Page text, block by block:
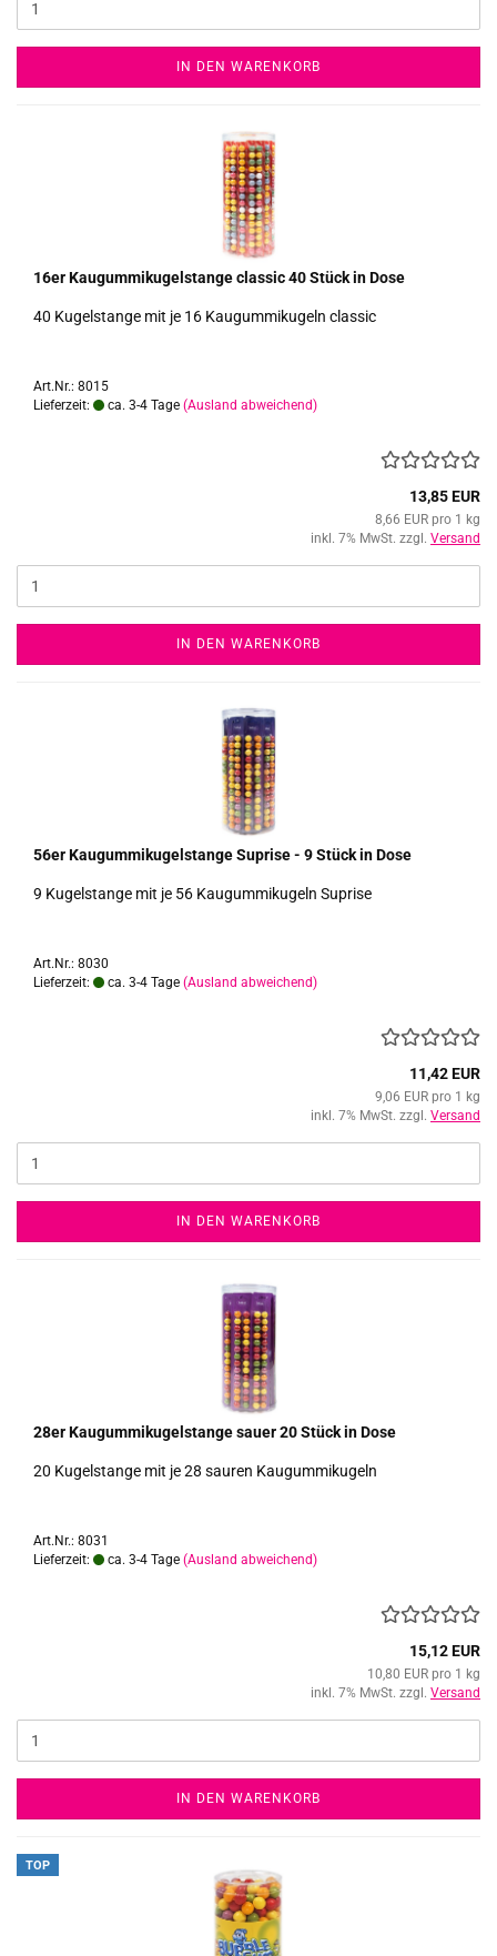
IN DEN WARENKORB
16er Kau­gum­mi­ku­gel­stan­ge clas­sic 40 Stück in Dose
40 Ku­gel­stan­ge mit je 16 Kau­gum­mi­ku­geln clas­sic
Art.Nr.: 8015
Lieferzeit:
ca. 3-4 Tage (Ausland abweichend)
13,85 EUR
8,66 EUR pro 1 kg
inkl. 7% MwSt. zzgl. Versand
IN DEN WARENKORB
56er Kau­gum­mi­ku­gel­stan­ge Su­pri­se - 9 Stück in Dose
9 Ku­gel­stan­ge mit je 56 Kau­gum­mi­ku­geln Su­pri­se
Art.Nr.: 8030
Lieferzeit:
ca. 3-4 Tage (Ausland abweichend)
11,42 EUR
9,06 EUR pro 1 kg
inkl. 7% MwSt. zzgl. Versand
IN DEN WARENKORB
28er Kau­gum­mi­ku­gel­stan­ge sauer 20 Stück in Dose
20 Ku­gel­stan­ge mit je 28 sau­ren Kau­gum­mi­ku­geln
Art.Nr.: 8031
Lieferzeit:
ca. 3-4 Tage (Ausland abweichend)
15,12 EUR
10,80 EUR pro 1 kg
inkl. 7% MwSt. zzgl. Versand
IN DEN WARENKORB
TOP